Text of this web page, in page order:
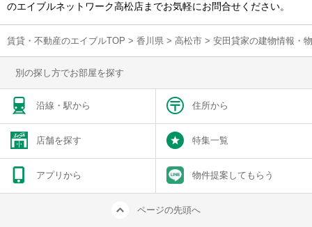
のエイブルネットワーク高松店までお気軽にお問合せください。
賃貸・不動産のエイブルTOP > 香川県 > 高松市 > 安田貸家の建物情報・
別の探し方でお部屋を探す
沿線・駅から 住所から
店舗を探す 特集一覧
アプリから 物件提案してもらう
ページの先頭へ